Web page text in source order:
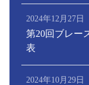
2024年12月27日
第20回ブレー
表
2024年10月29日